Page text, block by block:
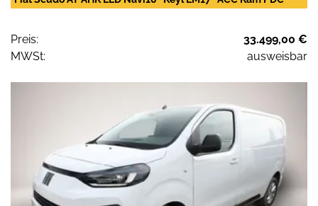
Preis:
33.499,00 €
MWSt:
ausweisbar